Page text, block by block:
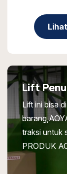
Lihat
Lift
Lift ini bisa
traksi untuk
PRODUK